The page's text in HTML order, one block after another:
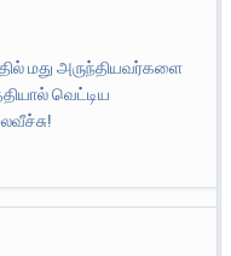
மது அருந்தியவர்களை
வெட்டிய